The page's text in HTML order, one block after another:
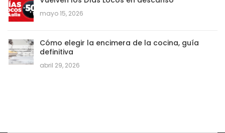
mayo 15, 2026
Cómo elegir la encimera de la cocina, guía
definitiva
abril 29, 2026